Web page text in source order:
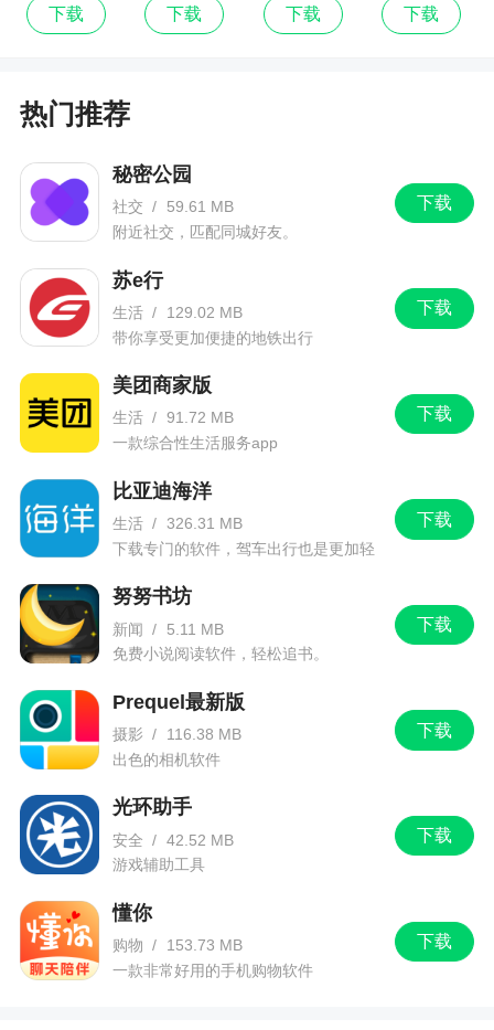
下载 下载 下载 下载
热门推荐
下载
秘密公园
社交 /
59.61 MB
附近社交，匹配同城好友。
下载
苏e行
生活 /
129.02 MB
带你享受更加便捷的地铁出行
下载
美团商家版
生活 / 91.72 MB
一款综合性生活服务app
下载
比亚迪海洋
生活 / 326.31 MB
下载专门的软件，驾车出行也是更加轻
下载
努努书坊
新闻 /
5.11 MB
免费小说阅读软件，轻松追书。
下载
Prequel最新版
摄影 /
116.38 MB
出色的相机软件
下载
光环助手
安全 / 42.52 MB
游戏辅助工具
下载
懂你
购物 /
153.73 MB
一款非常好用的手机购物软件